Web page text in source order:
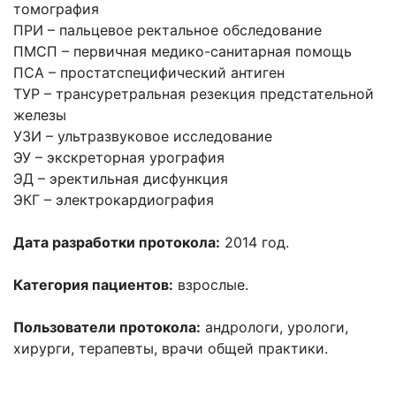
томография
ПРИ – пальцевое ректальное обследование
ПМСП – первичная медико-санитарная помощь
ПСА – простатспецифический антиген
ТУР – трансуретральная резекция предстательной
железы
УЗИ – ультразвуковое исследование
ЭУ – экскреторная урография
ЭД – эректильная дисфункция
ЭКГ – электрокардиография
Дата разработки протокола: 2014 год.
Категория пациентов: взрослые.
Пользователи протокола: андрологи, урологи,
хирурги, терапевты, врачи общей практики.